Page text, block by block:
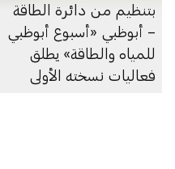
بتنظيم من دائرة الطاقة
– أبوظبي «أسبوع أبوظبي
للمياه والطاقة» يطلق
فعاليات نسخته الأولى